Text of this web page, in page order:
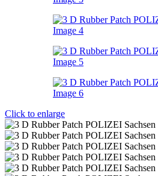
Click to enlarge